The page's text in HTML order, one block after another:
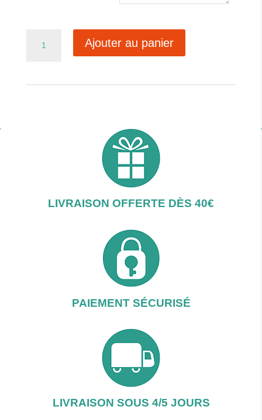
ne
Ajouter au panier
LIVRAISON OFFERTE DÈS 40€
PAIEMENT SÉCURISÉ
LIVRAISON SOUS 4/5 JOURS